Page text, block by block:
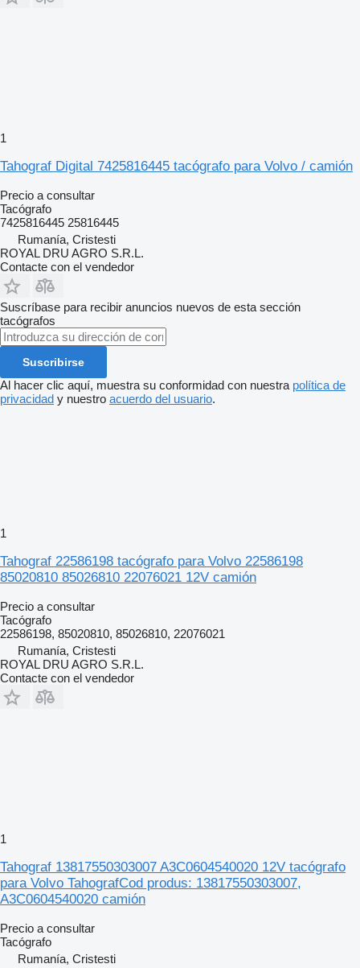
1
Tahograf Digital 7425816445 tacógrafo para Volvo / camión
Precio a consultar
Tacógrafo
7425816445 25816445
Rumanía, Cristesti
ROYAL DRU AGRO S.R.L.
Contacte con el vendedor
Suscríbase para recibir anuncios nuevos de esta sección
tacógrafos
Suscribirse
Al hacer clic aquí, muestra su conformidad con nuestra política de
privacidad y nuestro acuerdo del usuario.
1
Tahograf 22586198 tacógrafo para Volvo 22586198
85020810 85026810 22076021 12V camión
Precio a consultar
Tacógrafo
22586198, 85020810, 85026810, 22076021
Rumanía, Cristesti
ROYAL DRU AGRO S.R.L.
Contacte con el vendedor
1
Tahograf 13817550303007 A3C0604540020 12V tacógrafo
para Volvo TahografCod produs: 13817550303007,
A3C0604540020 camión
Precio a consultar
Tacógrafo
Rumanía, Cristesti